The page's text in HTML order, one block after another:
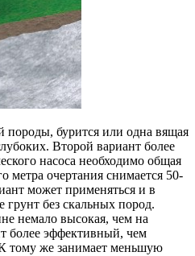
породы, бурится или одна вящая
Второй вариант более
насоса необходимо общая
метра очертания снимается 50-
может применяться и в
грунт без скальных пород.
немало высокая, чем на
более эффективный, чем
тому же занимает меньшую